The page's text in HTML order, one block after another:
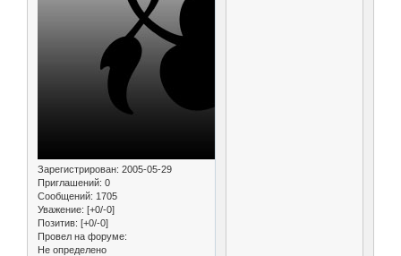
Зарегистрирован: 2005-05-29
Приглашений: 0
Сообщений: 1705
Уважение: [+0/-0]
Позитив: [+0/-0]
Провел на форуме:
Не определено